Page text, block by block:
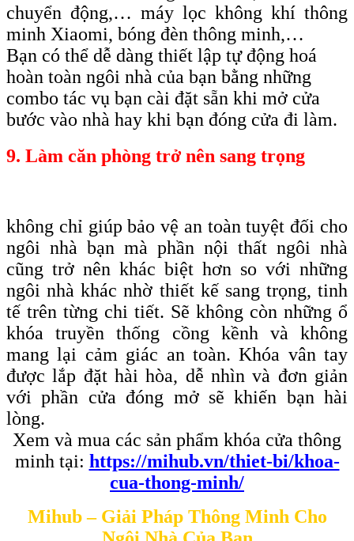
chuyển động,… máy lọc không khí thông
minh Xiaomi, bóng đèn thông minh,…
Bạn có thể dễ dàng thiết lập tự động hoá
hoàn toàn ngôi nhà của bạn bằng những
combo tác vụ bạn cài đặt sẵn khi mở cửa
bước vào nhà hay khi bạn đóng cửa đi làm.
9. Làm căn phòng trở nên sang trọng
không chỉ giúp bảo vệ an toàn tuyệt đối cho
ngôi nhà bạn mà phần nội thất ngôi nhà
cũng trở nên khác biệt hơn so với những
ngôi nhà khác nhờ thiết kế sang trọng, tinh
tế trên từng chi tiết. Sẽ không còn những ổ
khóa truyền thống cồng kềnh và không
mang lại cảm giác an toàn. Khóa vân tay
được lắp đặt hài hòa, dễ nhìn và đơn giản
với phần cửa đóng mở sẽ khiến bạn hài
lòng.
Xem và mua các sản phẩm khóa cửa thông
minh tại: https://mihub.vn/thiet-bi/khoa-
cua-thong-minh/
Mihub – Giải Pháp Thông Minh Cho